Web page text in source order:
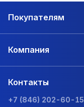
Покупателям
Компания
Контакты
+7 (846) 202-60-15